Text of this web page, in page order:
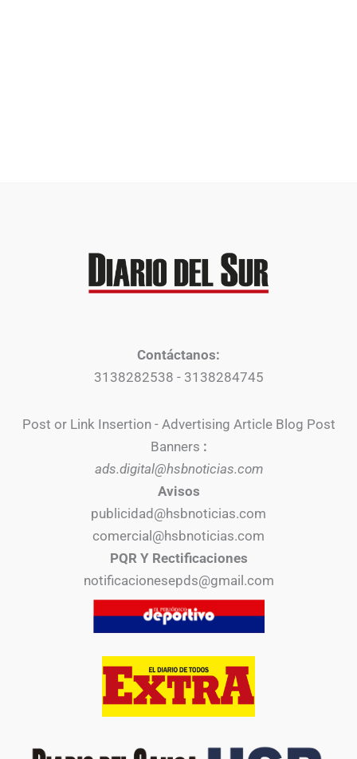
Contáctanos:
3138282538 - 3138284745
Post or Link Insertion - Advertising Article Blog Post
Banners :
ads.digital@hsbnoticias.com
Avisos
publicidad@hsbnoticias.com
comercial@hsbnoticias.com
PQR Y Rectificaciones
notificacionesepds@gmail.com